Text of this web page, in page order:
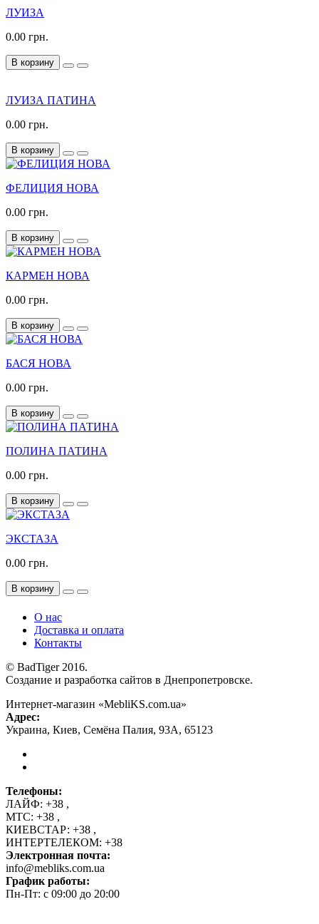
ЛУИЗА
0.00 грн.
В корзину
ЛУИЗА ПАТИНА
0.00 грн.
В корзину
ФЕЛИЦИЯ НОВА
0.00 грн.
В корзину
КАРМЕН НОВА
0.00 грн.
В корзину
БАСЯ НОВА
0.00 грн.
В корзину
ПОЛИНА ПАТИНА
0.00 грн.
В корзину
ЭКСТАЗА
0.00 грн.
В корзину
О нас
Доставка и оплата
Контакты
© BadTiger 2016.
Создание и разработка сайтов в Днепропетровске.
Интернет-магазин «MebliKS.com.ua»
Адрес:
Украина, Киев, Семёна Палия, 93А, 65123
Телефоны:
ЛАЙФ: +38 ,
МТС: +38 ,
КИЕВСТАР: +38 ,
ИНТЕРТЕЛЕКОМ: +38
Электронная почта:
info@mebliks.com.ua
График работы:
Пн-Пт: с 09:00 до 20:00